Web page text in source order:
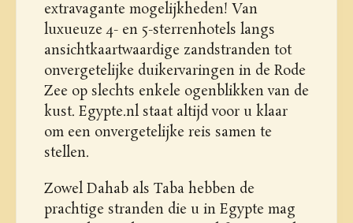
extravagante mogelijkheden! Van
luxueuze 4- en 5-sterrenhotels langs
ansichtkaartwaardige zandstranden tot
onvergetelijke duikervaringen in de Rode
Zee op slechts enkele ogenblikken van de
kust. Egypte.nl staat altijd voor u klaar
om een onvergetelijke reis samen te
stellen.
Zowel Dahab als Taba hebben de
prachtige stranden die u in Egypte mag